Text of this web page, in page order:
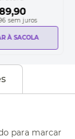
,90
sem juros
À SACOLA
para marcar